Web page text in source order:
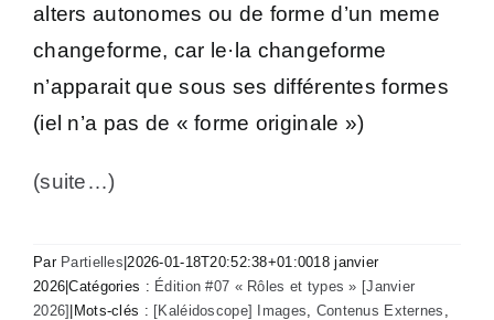
alters autonomes ou de forme d’un meme
changeforme, car le·la changeforme
n’apparait que sous ses différentes formes
(iel n’a pas de « forme originale »)
(suite…)
Par Partielles|2026-01-18T20:52:38+01:0018 janvier
2026|Catégories : Édition #07 « Rôles et types » [Janvier
2026]|Mots-clés : [Kaléidoscope] Images Contenus Externes